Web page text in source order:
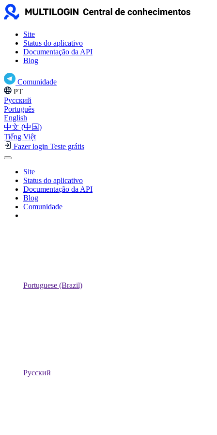
Site
Status do aplicativo
Documentação da API
Blog
Comunidade
PT
Русский
Português
English
中文 (中国)
Tiếng Việt
Fazer login Teste grátis
Site
Status do aplicativo
Documentação da API
Blog
Comunidade
Portuguese (Brazil)
Русский